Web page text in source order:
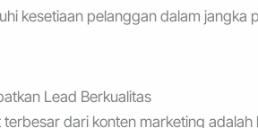
kesetiaan pelanggan dalam jangka
Lead Berkualitas
terbesar dari konten marketing